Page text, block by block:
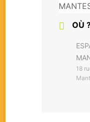
OÙ
18